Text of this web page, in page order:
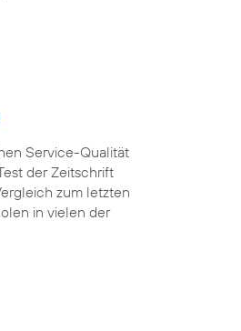
Service-Qualität
der Zeitschrift
zum letzten
in vielen der